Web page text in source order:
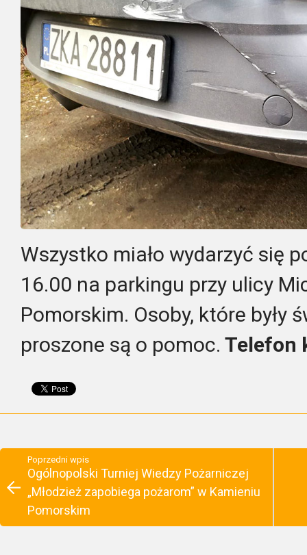
Wszystko miało wydarzyć się
16.00 na parkingu przy ulicy
Pomorskim. Osoby, które były
proszone są o pomoc. Telefon
Poprzedni wpis
Ogólnopolski Turniej Wiedzy Pożarniczej
„Młodzież zapobiega pożarom” w Kamieniu
Pomorskim